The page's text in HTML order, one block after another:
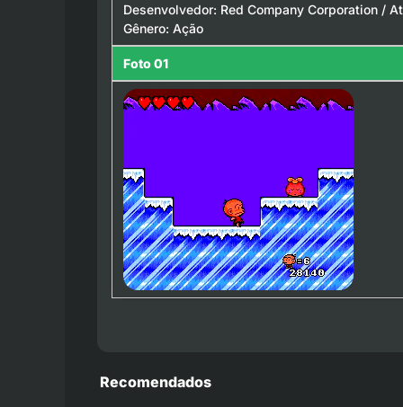
Desenvolvedor: Red Company Corporation /
Gênero: Ação
Foto 01
Recomendados